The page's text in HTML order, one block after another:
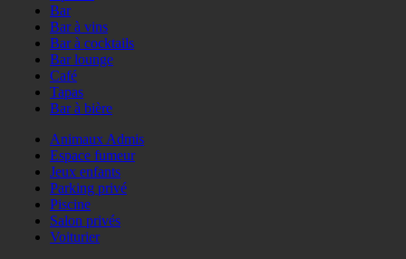
Bar
Bar à vins
Bar à cocktails
Bar lounge
Café
Tapas
Bar à bière
Animaux Admis
Espace fumeur
Jeux enfants
Parking privé
Piscine
Salon privés
Voiturier